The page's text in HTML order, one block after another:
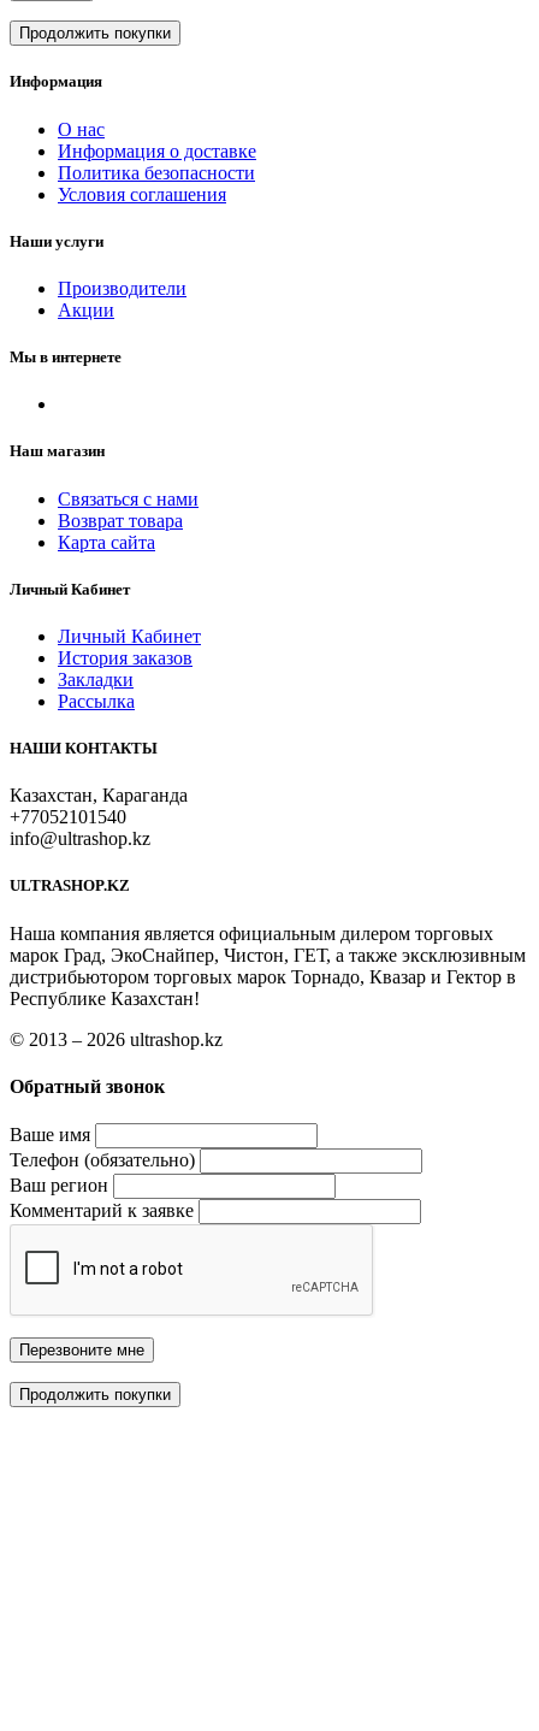
Продолжить покупки
Информация
О нас
Информация о доставке
Политика безопасности
Условия соглашения
Наши услуги
Производители
Акции
Мы в интернете
Наш магазин
Связаться с нами
Возврат товара
Карта сайта
Личный Кабинет
Личный Кабинет
История заказов
Закладки
Рассылка
НАШИ КОНТАКТЫ
Казахстан, Караганда
+77052101540
info@ultrashop.kz
ULTRASHOP.KZ
Наша компания является официальным дилером торговых
марок Град, ЭкоСнайпер, Чистон, ГЕТ, а также эксклюзивным
дистрибьютором торговых марок Торнадо, Квазар и Гектор в
Республике Казахстан!
© 2013 – 2026 ultrashop.kz
Обратный звонок
Ваше имя
Телефон (обязательно)
Ваш регион
Комментарий к заявке
Перезвоните мне
Продолжить покупки